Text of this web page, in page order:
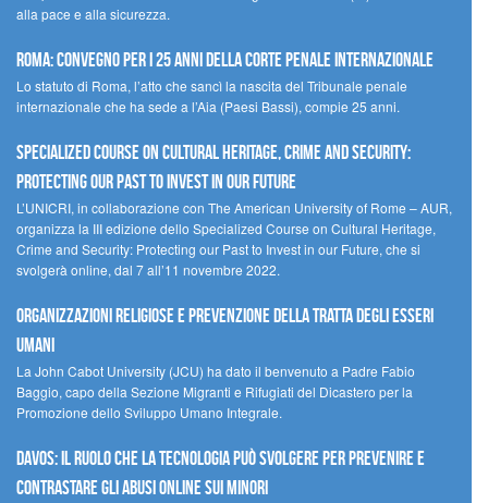
alla pace e alla sicurezza.
Roma: convegno per i 25 anni della Corte penale internazionale
Lo statuto di Roma, l’atto che sancì la nascita del Tribunale penale
internazionale che ha sede a l’Aia (Paesi Bassi), compie 25 anni.
Specialized Course on Cultural Heritage, Crime and Security:
Protecting our Past to Invest in our Future
L’UNICRI, in collaborazione con The American University of Rome – AUR,
organizza la III edizione dello Specialized Course on Cultural Heritage,
Crime and Security: Protecting our Past to Invest in our Future, che si
svolgerà online, dal 7 all’11 novembre 2022.
Organizzazioni religiose e prevenzione della tratta degli esseri
umani
La John Cabot University (JCU) ha dato il benvenuto a Padre Fabio
Baggio, capo della Sezione Migranti e Rifugiati del Dicastero per la
Promozione dello Sviluppo Umano Integrale.
Davos: il ruolo che la tecnologia può svolgere per prevenire e
contrastare gli abusi online sui minori